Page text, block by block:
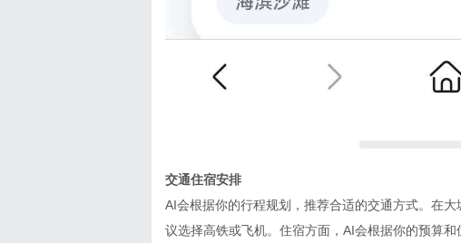
交通住宿安排
AI会根据你的行程规划，推荐合适的交通方式。在
议选择高铁或飞机。住宿方面，AI会根据你的预算